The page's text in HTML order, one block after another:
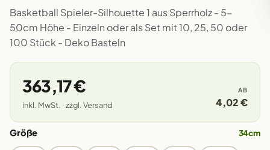
Basketball Spieler-Silhouette 1 aus Sperrholz - 5-
50cm Höhe - Einzeln oder als Set mit 10, 25, 50 oder
100 Stück - Deko Basteln
363,17 €
inkl. MwSt. · zzgl. Versand
AB
4,02 €
Größe 34cm